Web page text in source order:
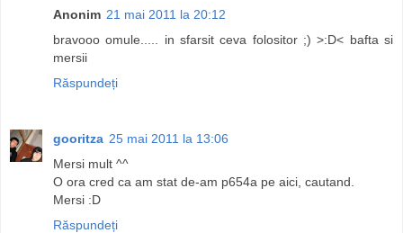
Anonim 21 mai 2011 la 20:12
bravooo omule..... in sfarsit ceva folositor ;) >:D< bafta si
mersii
Răspundeți
gooritza 25 mai 2011 la 13:06
Mersi mult ^^
O ora cred ca am stat de-am p654a pe aici, cautand.
Mersi :D
Răspundeți